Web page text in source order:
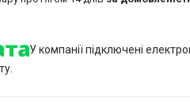
У компанії підключені